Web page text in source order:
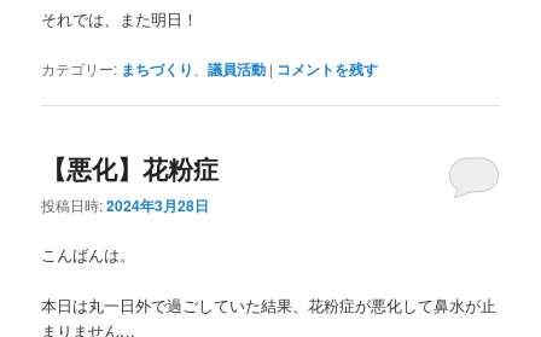
それでは、また明日！
カテゴリー: まちづくり 、議員活動 | コメントを残す
【悪化】花粉症
投稿日時:2024年3月28日
こんばんは。
本日は丸一日外で過ごしていた結果、花粉症が悪化して鼻水が止
まりません…